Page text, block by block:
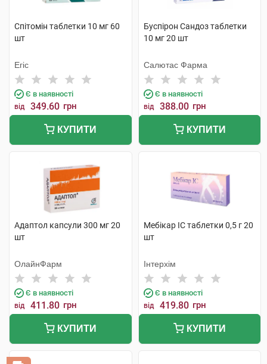
Спітомін таблетки 10 мг 60
шт
Егіс
Є в наявності
від 349.60 грн
КУПИТИ
Буспірон Сандоз таблетки
10 мг 20 шт
Салютас Фарма
Є в наявності
від 388.00 грн
КУПИТИ
Адаптол капсули 300 мг 20
шт
ОлайнФарм
Є в наявності
від 411.80 грн
КУПИТИ
Мебікар IC таблетки 0,5 г 20
шт
Інтерхім
Є в наявності
від 419.80 грн
КУПИТИ